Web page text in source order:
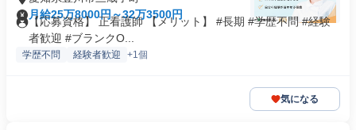
月給25万8000円～32万3500円
【応募資格】 正看護師 【メリット】 #長期 #学歴不問 #経験
者歓迎 #ブランクO...
学歴不問 経験者歓迎 +1個
気になる